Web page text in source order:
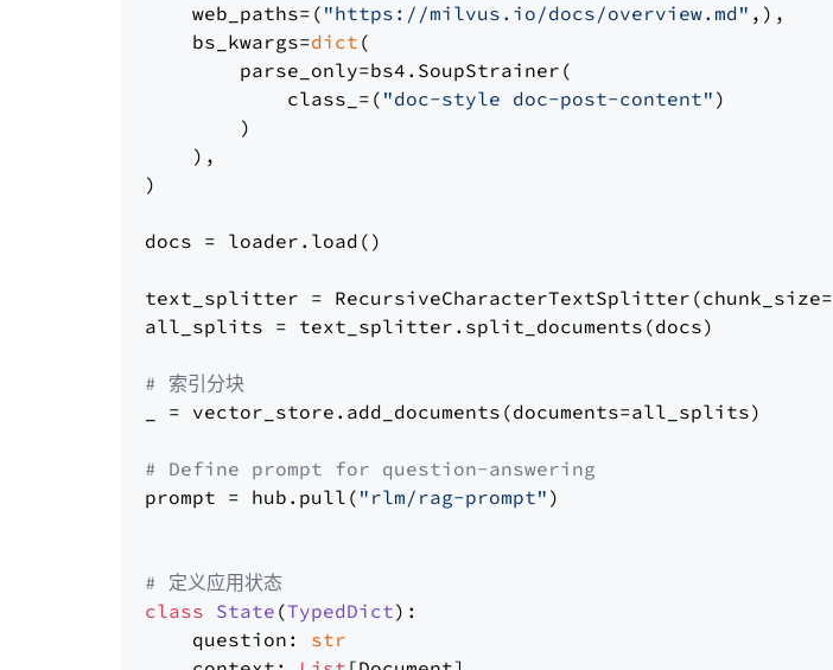
    web_paths=(
"https://milvus.io/docs/overview.md" ,),
    bs_kwargs=
dict (
        parse_only=bs4.SoupStrainer(
            class_=(
"doc-style doc-post-content" )
        )
    ),
)
docs = loader.load()
text_splitter = RecursiveCharacterTextSplitter(chunk_size=
all_splits = text_splitter.split_documents(docs)
# 索引分块
_ = vector_store.add_documents(documents=all_splits)
# Define prompt for question-answering
prompt = hub.pull( "rlm/rag-prompt" )
# 定义应用状态
class State (TypedDict):
    question:
str